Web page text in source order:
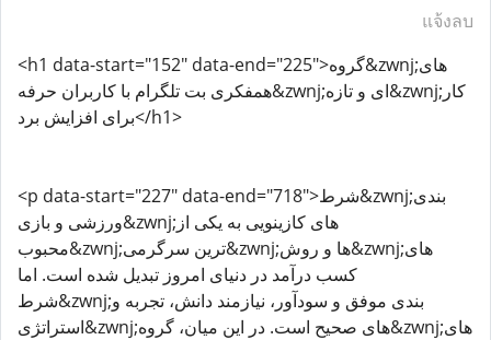
แจ้งลบ
<h1 data-start="152" data-end="225">گروه&zwnj;های
همفکری بت تلگرام با کاربران حرفه&zwnj;ای و تازه&zwnj;کار
برای افزایش برد</h1>
<p data-start="227" data-end="718">شرط&zwnj;بندی
ورزشی و بازی&zwnj;های کازینویی به یکی از
محبوب&zwnj;ترین سرگرمی&zwnj;ها و روش&zwnj;های
کسب درآمد در دنیای امروز تبدیل شده است. اما
شرط&zwnj;بندی موفق و سودآور، نیازمند دانش، تجربه و
استراتژی&zwnj;های صحیح است. در این میان، گروه&zwnj;های